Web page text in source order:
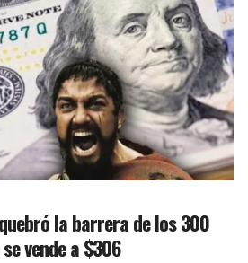
la barrera de los 300
vende a $306